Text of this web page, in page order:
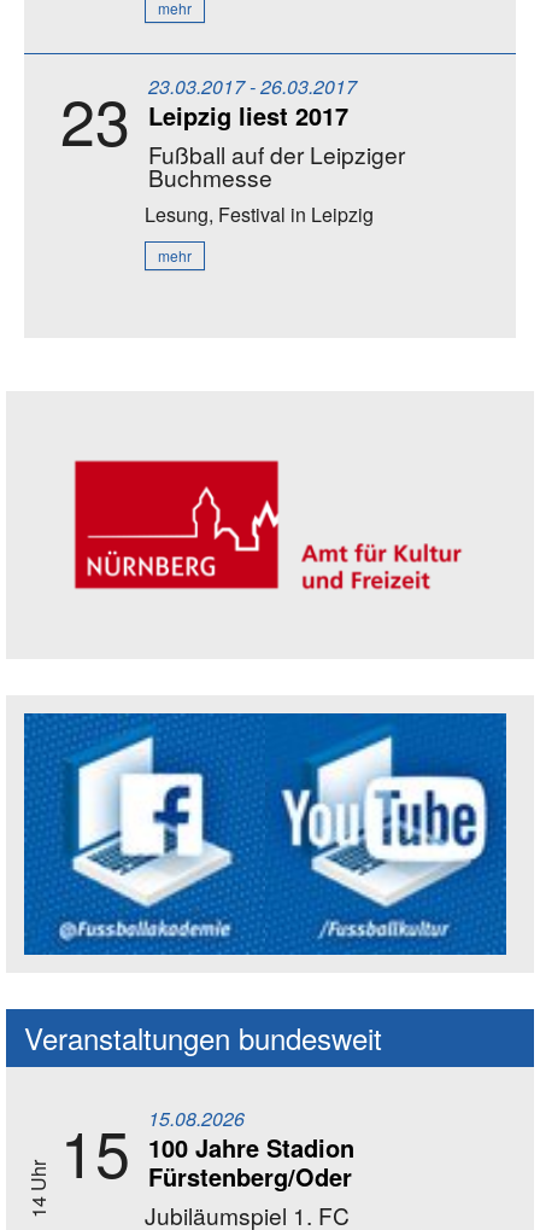
mehr
23 23.03.2017 - 26.03.2017
Leipzig liest 2017
Fußball auf der Leipziger
Buchmesse
Lesung, Festival in Leipzig
mehr
Veranstaltungen bundesweit
14 Uhr 15 15.08.2026
100 Jahre Stadion
Fürstenberg/Oder
Jubiläumspiel 1. FC